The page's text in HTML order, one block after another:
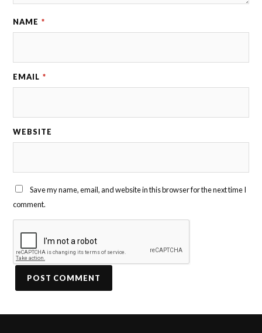
NAME *
EMAIL *
WEBSITE
Save my name, email, and website in this browser for the next time I
comment.